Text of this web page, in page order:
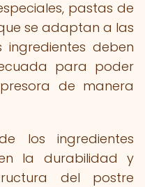
pastas de
se adaptan a las
ingredientes deben
para poder
de manera
los ingredientes
la durabilidad y
del postre